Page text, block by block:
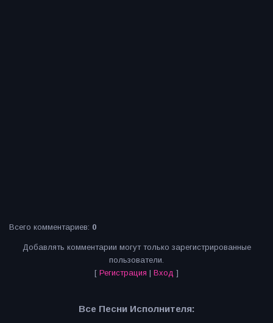
Всего комментариев: 0
Добавлять комментарии могут только зарегистрированные
пользователи.
[ Регистрация | Вход ]
Все Песни Исполнителя: